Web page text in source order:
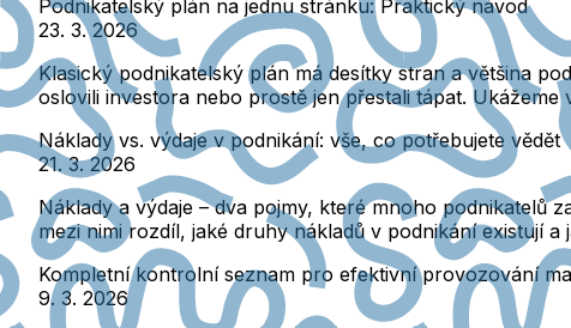
Podnikatelský plán na jednu stránku: Praktický návod
23. 3. 2026
Klasický podnikatelský plán má desítky stran a většina
oslovili investora nebo prostě jen přestali tápat.
Náklady vs. výdaje v podnikání: vše, co potřebujete vědět
21. 3. 2026
Náklady a výdaje – dva pojmy, které mnoho podnikatelů
mezi nimi rozdíl, jaké druhy nákladů v podnikání existují
Kompletní kontrolní seznam pro efektivní provozování
9. 3. 2026